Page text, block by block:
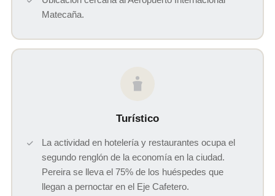
Matecaña.
Turístico
La actividad en hotelería y restaurantes ocupa el
segundo renglón de la economía en la ciudad.
Pereira se lleva el 75% de los huéspedes que
llegan a pernoctar en el Eje Cafetero.